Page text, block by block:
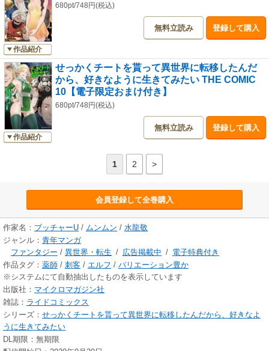
作品紹介
680pt/748円(税込)
無料立読み 登録して購入
作品紹介
せっかくチートを貰って異世界に転移したんだ
から、好きなように生きてみたい THE COMIC
10【電子限定おまけ付き】
680pt/748円(税込)
無料立読み 登録して購入
1 2 >
会員登録して全巻購入
作家名： ブッチャーU / ムンムン / 水龍敬
ジャンル： 青年マンガ
ファンタジー / 異世界・転生 / 広告掲載中 / 電子特典付き
作品タグ： 薬師 / 刺客 / エルフ / バリエーション豊か
※システムにて自動抽出したものを表示しています
出版社： マイクロマガジン社
雑誌： ライドコミックス
シリーズ： せっかくチートを貰って異世界に転移したんだから、好きなよ
うに生きてみたい
DL期限：無期限